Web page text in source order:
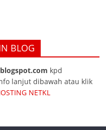
BLOG
kpd
lanjut dibawah atau klik
NETKL